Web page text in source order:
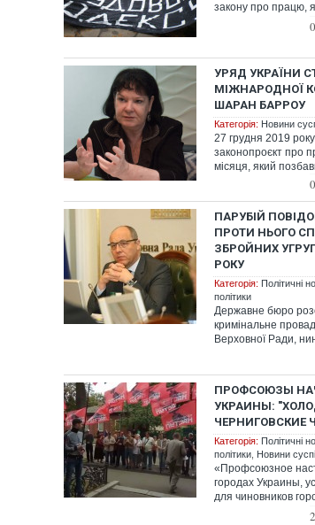
закону про працю,
УРЯД УКРАЇНИ
МІЖНАРОДНОЇ
ШАРАН БАРРОУ
Категорія: Новини
27 грудня 2019
законопроєкт про
місяця, який
ПАРУБІЙ
ПРОТИ НЬОГО
ЗБРОЙНИХ
РОКУ
Категорія: Політичні
політики
Державне бюро
кримінальне
Верховної Ради,
ПРОФСОЮЗЫ
УКРАИНЫ:
ЧЕРНИГОВСКИЕ
Категорія: Політичні
політики Новини
«Профсоюзное
городах Украины,
для чиновников